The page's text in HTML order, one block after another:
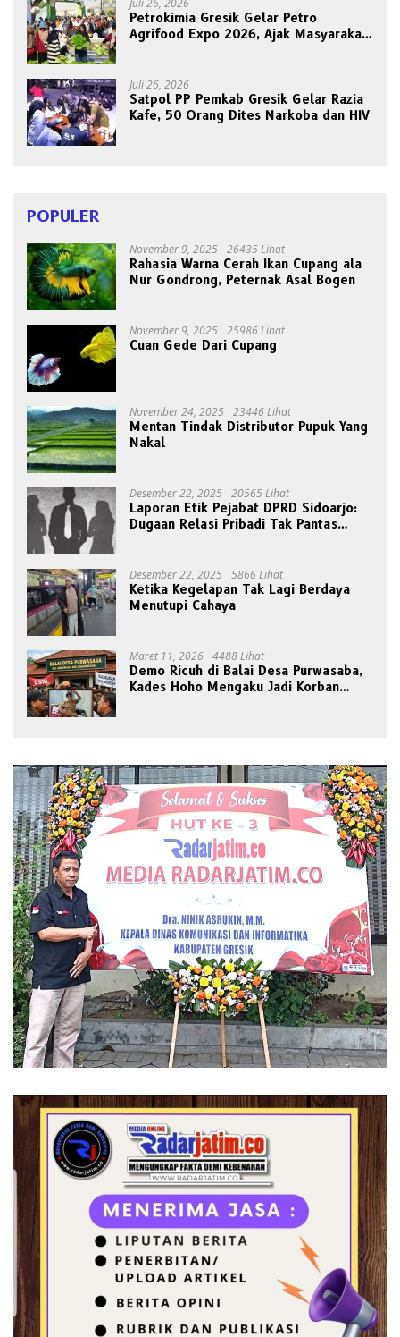
Petrokimia Gresik Gelar Petro
Agrifood Expo 2026, Ajak Masyarakat
Juli 26, 2026
Satpol PP Pemkab Gresik Gelar Razia
Kafe, 50 Orang Dites Narkoba dan HIV
POPULER
November 9, 2025 26435 Lihat
Rahasia Warna Cerah Ikan Cupang ala
Nur Gondrong, Peternak Asal Bogen
November 9, 2025 25986 Lihat
Cuan Gede Dari Cupang
November 24, 2025 23446 Lihat
Mentan Tindak Distributor Pupuk Yang
Nakal
Desember 22, 2025 20565 Lihat
Laporan Etik Pejabat DPRD Sidoarjo:
Dugaan Relasi Pribadi Tak Pantas
Desember 22, 2025 5866 Lihat
Ketika Kegelapan Tak Lagi Berdaya
Menutupi Cahaya
Maret 11, 2026 4488 Lihat
Demo Ricuh di Balai Desa Purwasaba,
Kades Hoho Mengaku Jadi Korban